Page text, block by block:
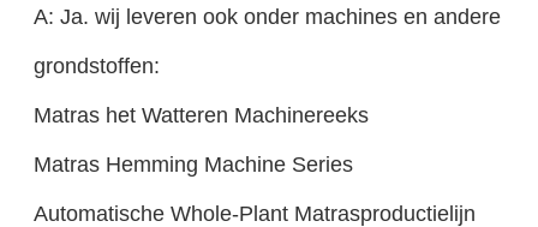
A: Ja. wij leveren ook onder machines en andere
grondstoffen:
Matras het Watteren Machinereeks
Matras Hemming Machine Series
Automatische Whole-Plant Matrasproductielijn